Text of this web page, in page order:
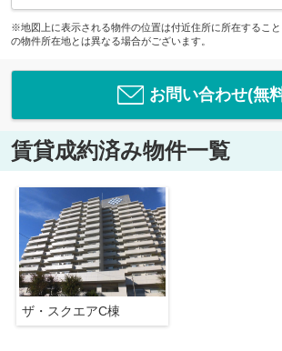
※地図上に表示される物件の位置は付近住所に所在するこ
の物件所在地とは異なる場合がございます。
お問い合わせ(無
賃貸成約済み物件一覧
ザ・スクエアC棟